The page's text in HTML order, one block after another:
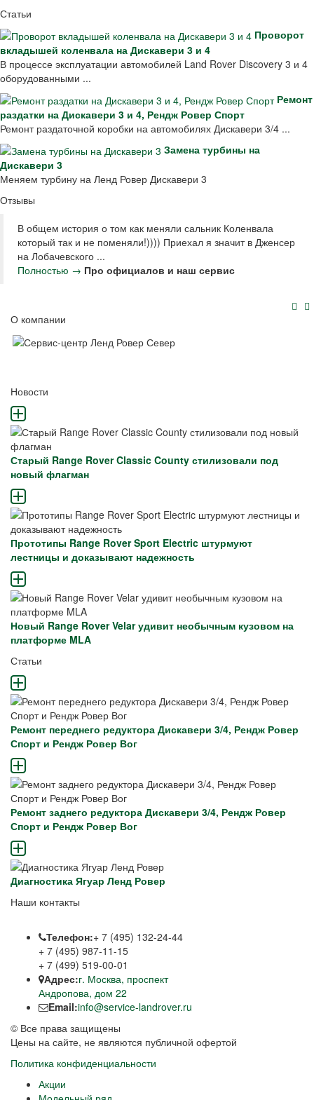
Статьи
Проворот
вкладышей коленвала на Дискавери 3 и 4
В процессе эксплуатации автомобилей Land Rover Discovery 3 и 4
оборудованными ...
Ремонт
раздатки на Дискавери 3 и 4, Рендж Ровер Спорт
Ремонт раздаточной коробки на автомобилях Дискавери 3/4 ...
Замена турбины на
Дискавери 3
Меняем турбину на Ленд Ровер Дискавери 3
Отзывы
В общем история о том как меняли сальник Коленвала
который так и не поменяли!)))) Приехал я значит в Дженсер
на Лобачевского ...
Полностью → Про официалов и наш сервис
О компании
Новости
Старый Range Rover Classic County стилизовали под
новый флагман
Прототипы Range Rover Sport Electric штурмуют
лестницы и доказывают надежность
Новый Range Rover Velar удивит необычным кузовом на
платформе MLA
Статьи
Ремонт переднего редуктора Дискавери 3/4, Рендж Ровер
Спорт и Рендж Ровер Вог
Ремонт заднего редуктора Дискавери 3/4, Рендж Ровер
Спорт и Рендж Ровер Вог
Диагностика Ягуар Ленд Ровер
Наши контакты
Телефон:+ 7 (495) 132-24-44
+ 7 (495) 987-11-15
+ 7 (499) 519-00-01
Адрес:г. Москва, проспект
Андропова, дом 22
Email:info@service-landrover.ru
© Все права защищены
Цены на сайте, не являются публичной офертой
Политика конфиденциальности
Акции